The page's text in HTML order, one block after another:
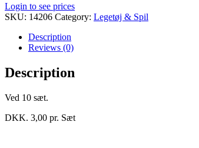
Login to see prices
SKU: 14206 Category: Legetøj & Spil
Description
Reviews (0)
Description
Ved 10 sæt.
DKK. 3,00 pr. Sæt